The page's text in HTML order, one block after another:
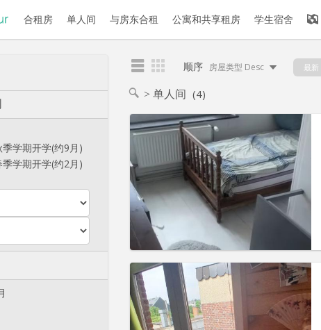
合租房 单人间 与房东合租 公寓和共享租房 学生宿舍
学期开学(约9月)
学期开学(约2月)
顺序 房屋类型 Desc 最新
单人间 (4)
实用信息
租金:400 €
水电费:75 €
租期: 12个月, 11个月, 10个月, 5-6个月
住房登记:可登记
租期:10个月
住房登记: 否